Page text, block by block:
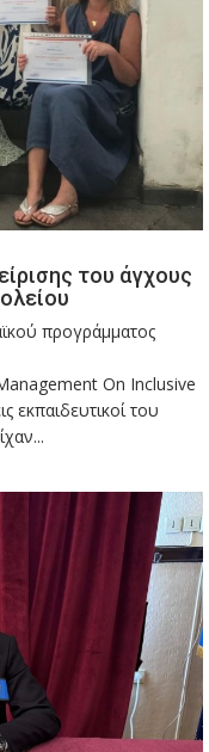
του άγχους
προγράμματος
On Inclusive
εκπαιδευτικοί του